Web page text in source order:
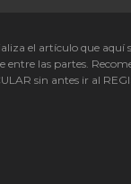
el artículo que aquí
entre las partes.
sin antes ir al